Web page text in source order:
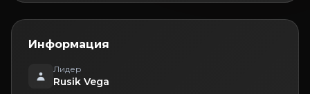
Информация
Лидер
Rusik Vega